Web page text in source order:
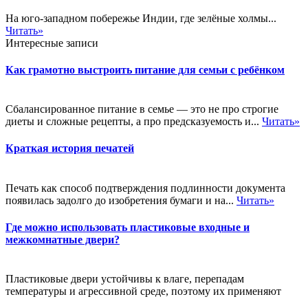
На юго-западном побережье Индии, где зелёные холмы...
Читать»
Интересные записи
Как грамотно выстроить питание для семьи с ребёнком
Сбалансированное питание в семье — это не про строгие
диеты и сложные рецепты, а про предсказуемость и... Читать»
Краткая история печатей
Печать как способ подтверждения подлинности документа
появилась задолго до изобретения бумаги и на... Читать»
Где можно использовать пластиковые входные и
межкомнатные двери?
Пластиковые двери устойчивы к влаге, перепадам
температуры и агрессивной среде, поэтому их применяют